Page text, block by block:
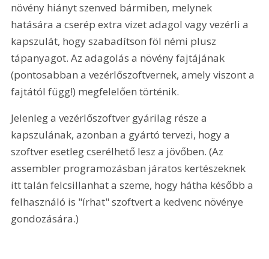
növény hiányt szenved bármiben, melynek
hatására a cserép extra vizet adagol vagy vezérli a
kapszulát, hogy szabadítson föl némi plusz
tápanyagot. Az adagolás a növény fajtájának
(pontosabban a vezérlőszoftvernek, amely viszont a
fajtától függ!) megfelelően történik.
Jelenleg a vezérlőszoftver gyárilag része a
kapszulának, azonban a gyártó tervezi, hogy a
szoftver esetleg cserélhető lesz a jövőben. (Az
assembler programozásban járatos kertészeknek
itt talán felcsillanhat a szeme, hogy hátha később a
felhasználó is "írhat" szoftvert a kedvenc növénye
gondozására.)